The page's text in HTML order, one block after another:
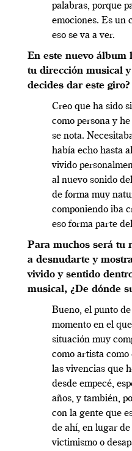
palabras, porque
emociones. Es un
eso se va a ver.
En este nuevo álbum
tu dirección musical
decides dar este giro?
Creo que ha sido
como persona y
se nota.
había echo hasta
vivido
al nuevo sonido
de forma muy
componiendo iba
eso forma parte
Para muchos será tu
a desnudarte y
vivido y sentido
musical, ¿De dónde
Bueno, el punto
momento en el
situación muy
como artista como
las vivencias que
desde empecé,
años, y también,
con la gente que
de ahí, en lugar
victimismo o